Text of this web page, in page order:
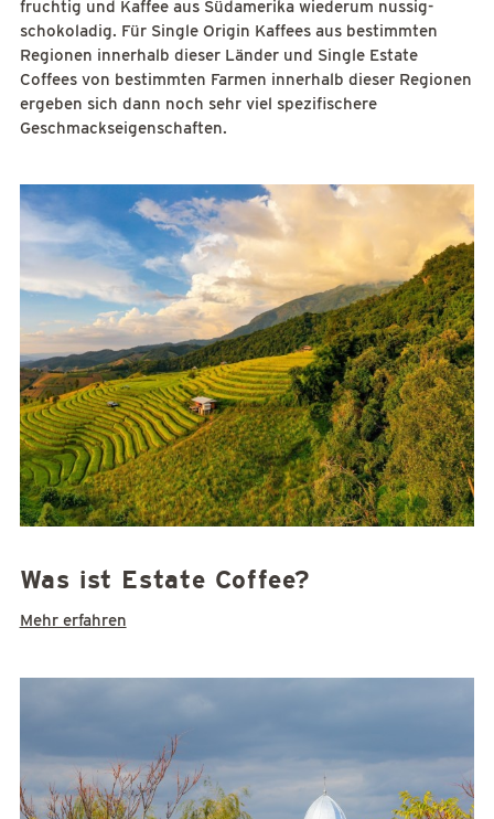
fruchtig und Kaffee aus Südamerika wiederum nussig-
schokoladig. Für Single Origin Kaffees aus bestimmten
Regionen innerhalb dieser Länder und Single Estate
Coffees von bestimmten Farmen innerhalb dieser Regionen
ergeben sich dann noch sehr viel spezifischere
Geschmackseigenschaften.
Was ist Estate Coffee?
Mehr erfahren